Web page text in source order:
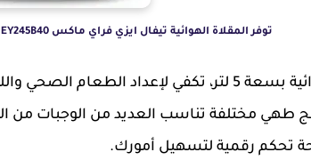
توفر المقلاة الهوائية تيفال ايزي فراي ماكس EY245B40 إمكانية التحكم في درجة حرارة الطهي.
إنها مقلاة هوائية بسعة 5 لتر، تكفي لإعداد
10 برامج طهي مختلفة تناسب العديد من
تحكم رقمية لتسهيل أمورك.